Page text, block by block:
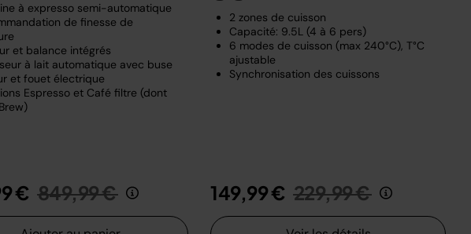
à expresso semi-automatique
de finesse de
et balance intégrés
à lait automatique avec buse
et fouet électrique
Espresso et Café filtre (dont
€ Prix réduit de
849,99 €au
2 zones de cuisson
Capacité: 9.5L (4 à 6 pers)
6 modes de cuisson (max 240°C), T°C
ajustable
Synchronisation des cuissons
149,99 € Prix réduit de
229,99 €au